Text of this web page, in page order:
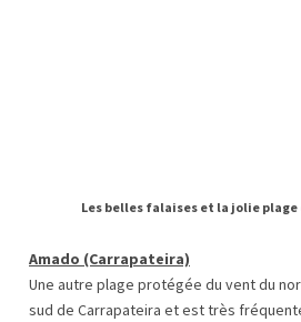
Les belles falaises et la jolie
Amado (Carrapateira)
Une autre plage protégée du vent du
sud de Carrapateira et est très